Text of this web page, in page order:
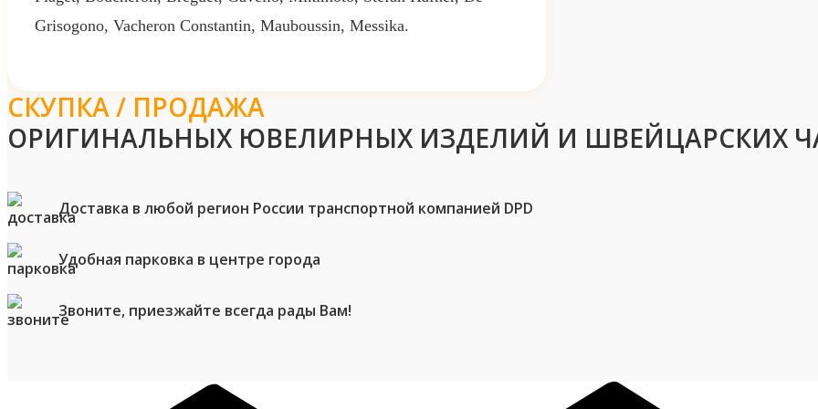
Grisogono, Vacheron Constantin, Mauboussin, Messika.
СКУПКА / ПРОДАЖА
ОРИГИНАЛЬНЫХ ЮВЕЛИРНЫХ ИЗДЕЛИЙ И ШВЕЙЦАРСКИХ
Доставка в любой регион России транспортной компанией DPD
Удобная парковка в центре города
Звоните, приезжайте всегда рады Вам!